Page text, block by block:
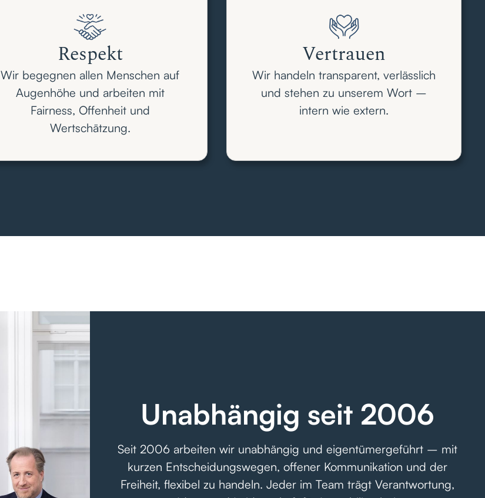
Respekt
Wir begegnen allen Menschen auf
Augenhöhe und arbeiten mit
Fairness, Offenheit und
Wertschätzung.
Vertrauen
Wir handeln transparent, verlässlich
und stehen zu unserem Wort –
intern wie extern.
Unabhängig seit 2006
Seit 2006 arbeiten wir unabhängig und eigentümergeführt – mit
kurzen Entscheidungswegen, offener Kommunikation und der
Freiheit, flexibel zu handeln. Jeder im Team trägt Verantwortung,